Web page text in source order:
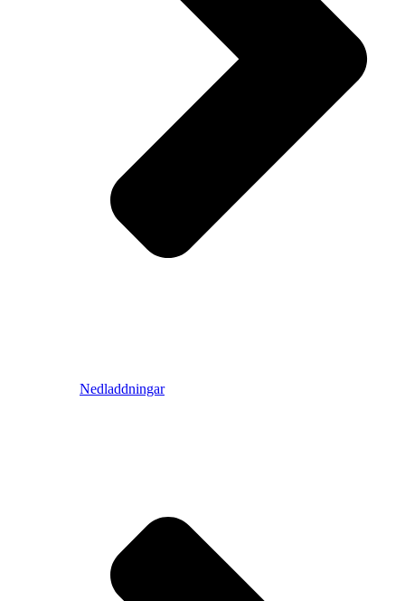
Nedladdningar